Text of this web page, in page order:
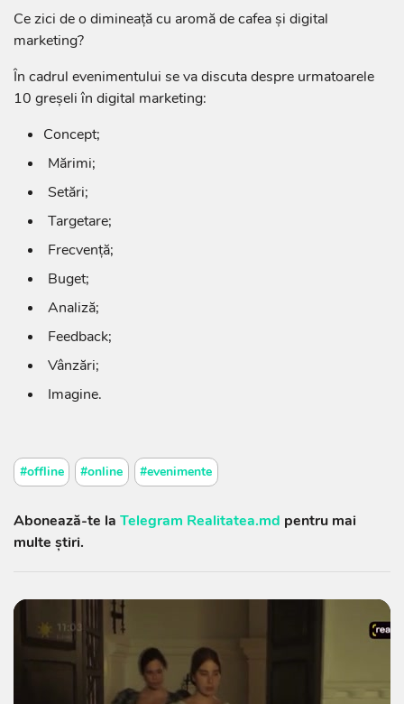
Ce zici de o dimineață cu aromă de cafea și digital
marketing?
În cadrul evenimentului se va discuta despre urmatoarele
10 greșeli în digital marketing:
Concept;
Mărimi;
Setări;
Targetare;
Frecvență;
Buget;
Analiză;
Feedback;
Vânzări;
Imagine.
#offline #online #evenimente
Abonează-te la Telegram Realitatea.md pentru mai
multe știri.